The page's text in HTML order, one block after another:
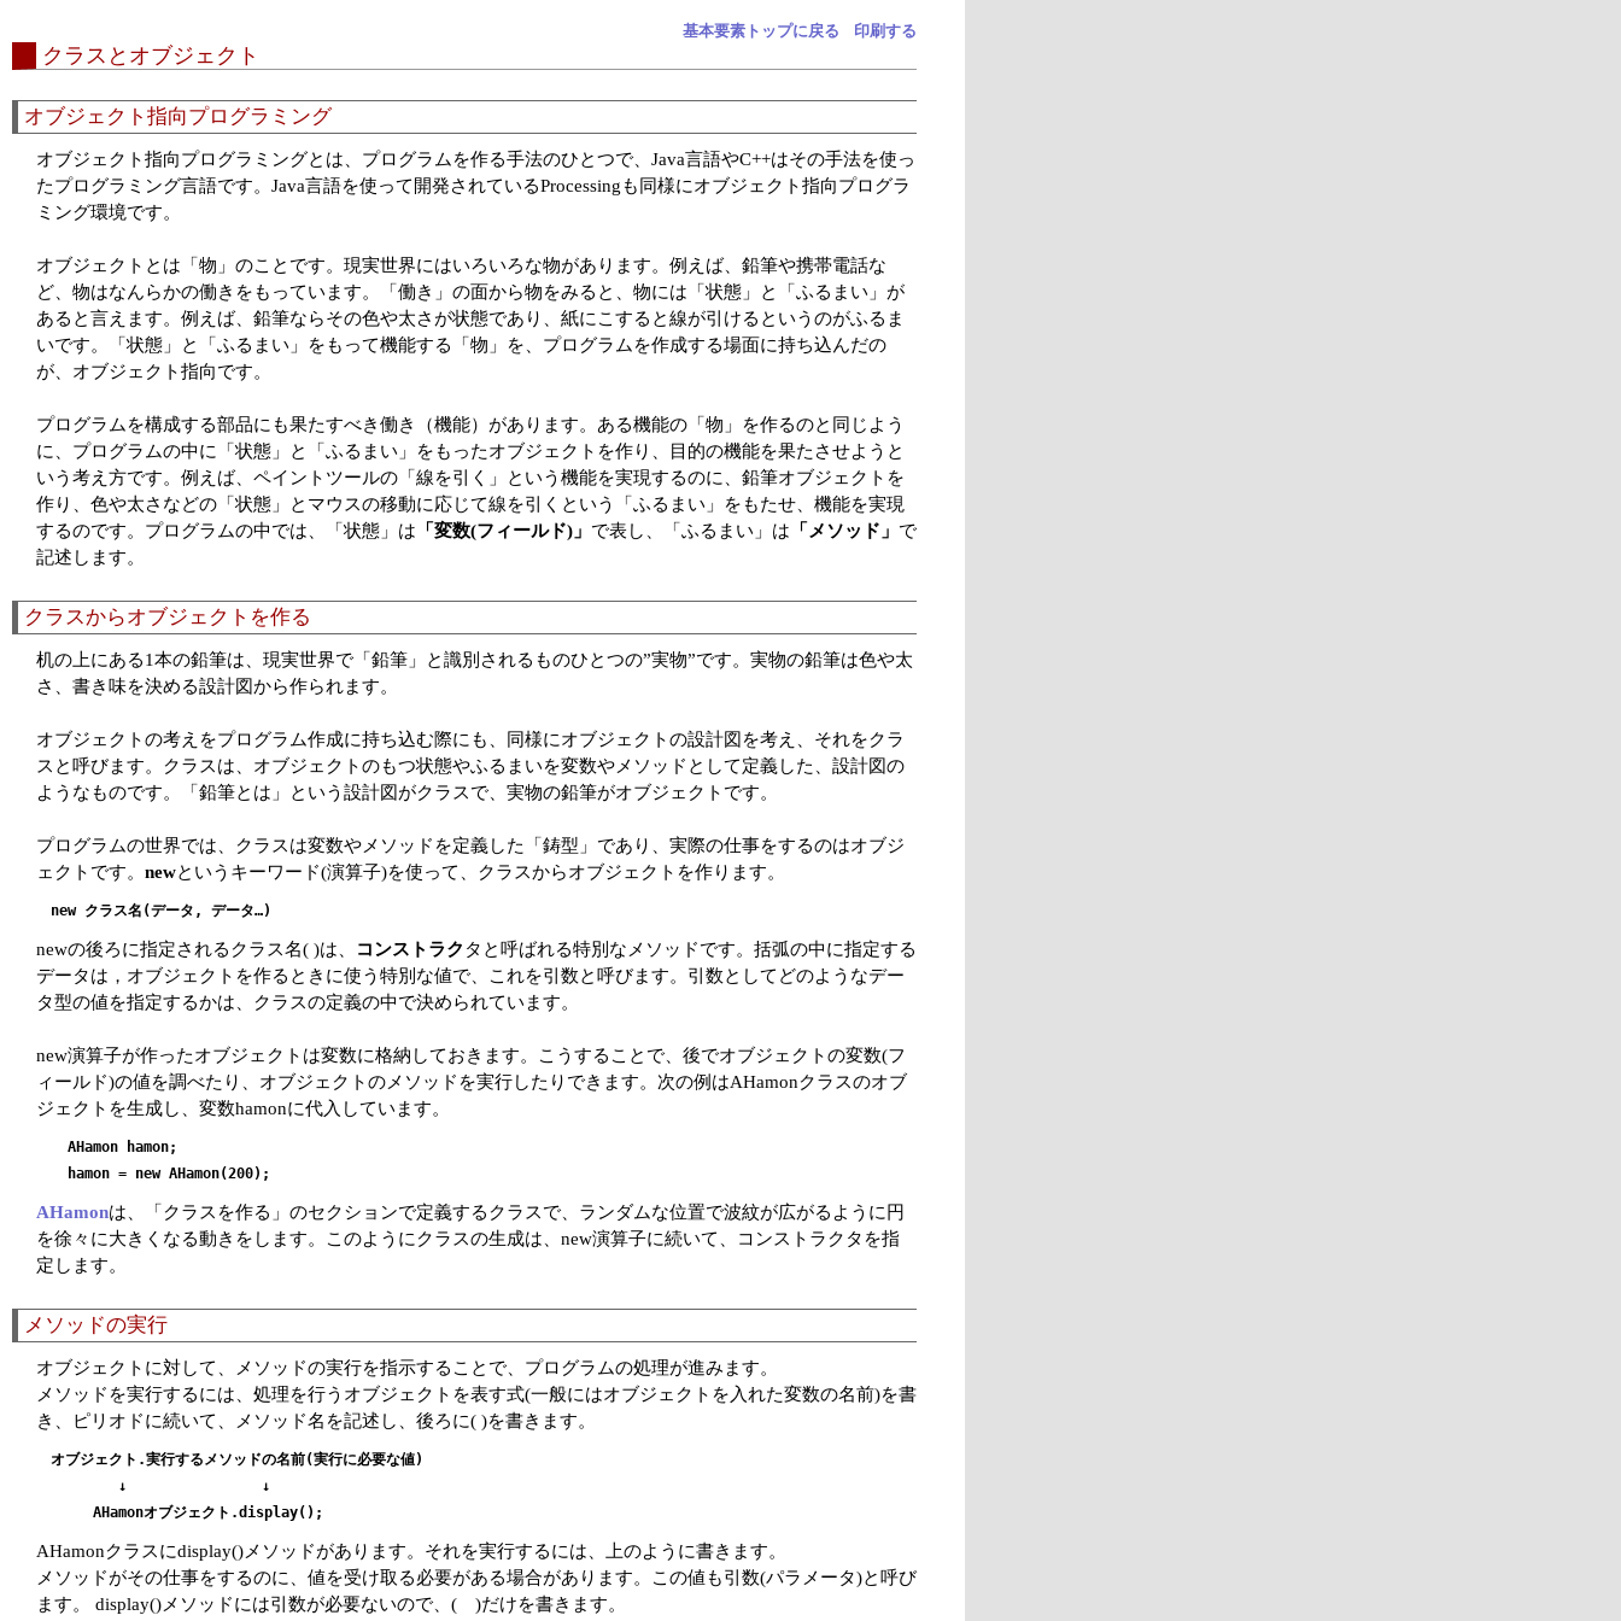
基本要素トップに戻る 印刷する
クラスとオブジェクト
オブジェクト指向プログラミング
オブジェクト指向プログラミングとは、プログラムを作る手法のひとつで、Java言語やC++はその手法を使っ
たプログラミング言語です。Java言語を使って開発されているProcessingも同様にオブジェクト指向プログラ
ミング環境です。
オブジェクトとは「物」のことです。現実世界にはいろいろな物があります。例えば、鉛筆や携帯電話な
ど、物はなんらかの働きをもっています。「働き」の面から物をみると、物には「状態」と「ふるまい」が
あると言えます。例えば、鉛筆ならその色や太さが状態であり、紙にこすると線が引けるというのがふるま
いです。「状態」と「ふるまい」をもって機能する「物」を、プログラムを作成する場面に持ち込んだの
が、オブジェクト指向です。
プログラムを構成する部品にも果たすべき働き（機能）があります。ある機能の「物」を作るのと同じよう
に、プログラムの中に「状態」と「ふるまい」をもったオブジェクトを作り、目的の機能を果たさせようと
いう考え方です。例えば、ペイントツールの「線を引く」という機能を実現するのに、鉛筆オブジェクトを
作り、色や太さなどの「状態」とマウスの移動に応じて線を引くという「ふるまい」をもたせ、機能を実現
するのです。プログラムの中では、「状態」は 「変数(フィールド)」 で表し、「ふるまい」は 「メソッド」 で
記述します。
クラスからオブジェクトを作る
机の上にある1本の鉛筆は、現実世界で「鉛筆」と識別されるものひとつの”実物”です。実物の鉛筆は色や太
さ、書き味を決める設計図から作られます。
オブジェクトの考えをプログラム作成に持ち込む際にも、同様にオブジェクトの設計図を考え、それをクラ
スと呼びます。クラスは、オブジェクトのもつ状態やふるまいを変数やメソッドとして定義した、設計図の
ようなものです。「鉛筆とは」という設計図がクラスで、実物の鉛筆がオブジェクトです。
プログラムの世界では、クラスは変数やメソッドを定義した「鋳型」であり、実際の仕事をするのはオブジ
ェクトです。 newというキーワード(演算子)を使って、クラスからオブジェクトを作ります。
new クラス名(データ, データ…)
newの後ろに指定されるクラス名( )は、 コンストラク タと呼ばれる特別なメソッドです。括弧の中に指定する
データは，オブジェクトを作るときに使う特別な値で、これを引数と呼びます。引数としてどのようなデー
タ型の値を指定するかは、クラスの定義の中で決められています。
new演算子が作ったオブジェクトは変数に格納しておきます。こうすることで、後でオブジェクトの変数(フ
ィールド)の値を調べたり、オブジェクトのメソッドを実行したりできます。次の例はAHamonクラスのオブ
ジェクトを生成し、変数hamonに代入しています。
  AHamon hamon;
AHamonは、「クラスを作る」のセクションで定義するクラスで、ランダムな位置で波紋が広がるように円
を徐々に大きくなる動きをします。このようにクラスの生成は、new演算子に続いて、コンストラクタを指
定します。
メソッドの実行
オブジェクトに対して、メソッドの実行を指示することで、プログラムの処理が進みます。
メソッドを実行するには、処理を行うオブジェクトを表す式(一般にはオブジェクトを入れた変数の名前)を書
き、ピリオドに続いて、メソッド名を記述し、後ろに( )を書きます。
オブジェクト.実行するメソッドの名前(実行に必要な値)
        ↓                ↓
AHamonクラスにdisplay()メソッドがあります。それを実行するには、上のように書きます。
メソッドがその仕事をするのに、値を受け取る必要がある場合があります。この値も引数(パラメータ)と呼び
ます。 display()メソッドには引数が必要ないので、( )だけを書きます。